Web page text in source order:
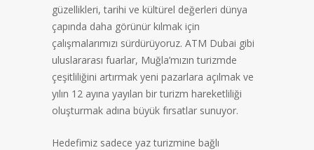
güzellikleri, tarihi ve kültürel değerleri dünya
çapında daha görünür kılmak için
çalışmalarımızı sürdürüyoruz. ATM Dubai gibi
uluslararası fuarlar, Muğla’mızın turizmde
çeşitliliğini artırmak yeni pazarlara açılmak ve
yılın 12 ayına yayılan bir turizm hareketliliği
oluşturmak adına büyük fırsatlar sunuyor.
Hedefimiz sadece yaz turizmine bağlı